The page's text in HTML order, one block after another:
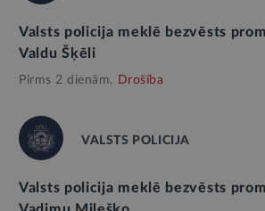
Valsts policija meklē bezvēsts
Valdu Šķēli
Pirms 2 dienām, Drošība
VALSTS POLICIJA
Valsts policija meklē bezvēsts